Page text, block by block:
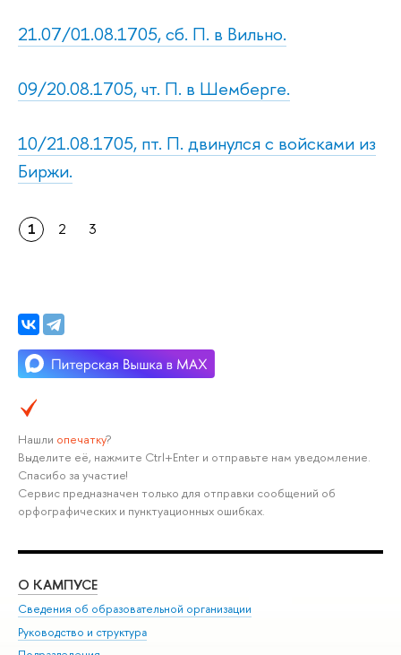
21.07/01.08.1705, сб. П. в Вильно.
09/20.08.1705, чт. П. в Шемберге.
10/21.08.1705, пт. П. двинулся с войсками из
Биржи.
1 2 3
Нашли опечатку?
Выделите её, нажмите Ctrl+Enter и отправьте нам уведомление.
Спасибо за участие!
Сервис предназначен только для отправки сообщений об
орфографических и пунктуационных ошибках.
О КАМПУСЕ
Сведения об образовательной организации
Руководство и структура